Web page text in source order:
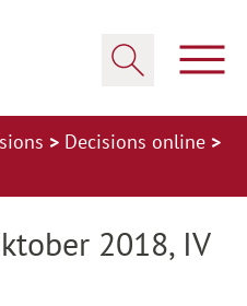
Decisions online
2018, IV